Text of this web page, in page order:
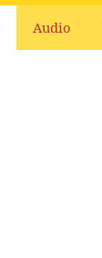
Audio